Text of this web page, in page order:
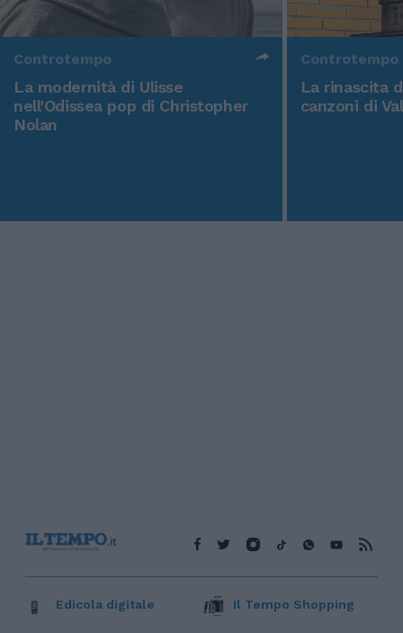
Controtempo
La modernità di Ulisse
nell'Odissea pop di Christopher
Nolan
Controtempo
La rinascita
canzoni di
Edicola digitale Il Tempo Shopping